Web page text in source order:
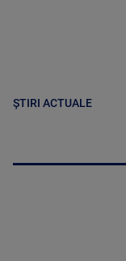
ȘTIRI ACTUALE